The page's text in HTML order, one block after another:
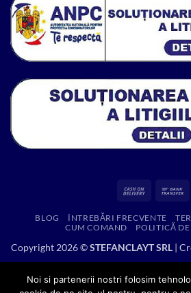
Cash
Delivery
BLOG ÎNTREBĂRI FRECVENTE
CUM COMAND
POLITICĂ
Copyright 2026 ©STEFANCLAYT SRL|
Noi si partenerii nostri folosim